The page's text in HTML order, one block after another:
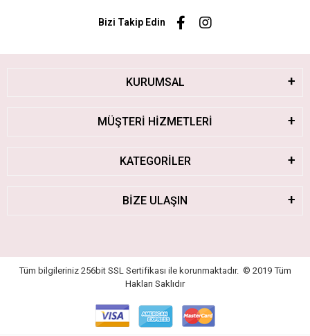
Bizi Takip Edin
KURUMSAL
MÜŞTERİ HİZMETLERİ
KATEGORİLER
BİZE ULAŞIN
Tüm bilgileriniz 256bit SSL Sertifikası ile korunmaktadır. © 2019 Tüm
Hakları Saklıdır